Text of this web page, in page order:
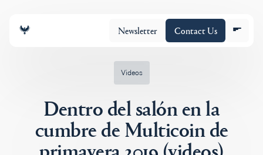
Newsletter Contact Us
Equipo
Videos
Dentro del salón en la
cumbre de Multicoin de